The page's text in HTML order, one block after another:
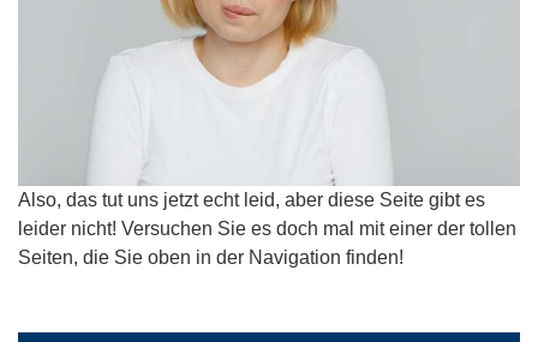
Also, das tut uns jetzt echt leid, aber diese Seite gibt es
leider nicht! Versuchen Sie es doch mal mit einer der tollen
Seiten, die Sie oben in der Navigation finden!